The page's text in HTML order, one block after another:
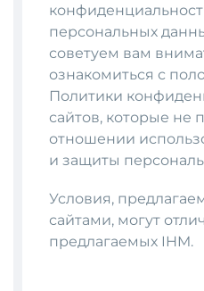
персональных
советуем вам
ознакомиться с
Политики
сайтов, которые не
отношении
и защиты
Условия,
сайтами, могут
предлагаемых IHM.